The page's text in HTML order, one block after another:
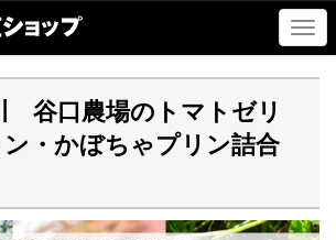
ナ
ビ
ゲ
切
替
谷口農場のトマトゼリ
・かぼちゃプリン詰合